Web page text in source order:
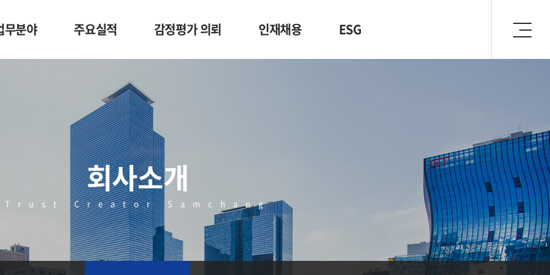
무분야 주요실적 감정평가 의뢰 인재채용 ESG
회사소개
Trust Creator Samchang